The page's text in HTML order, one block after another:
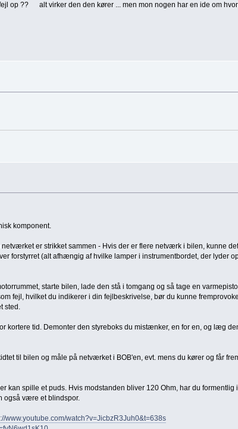
op ?? alt virker den den kører ... men mon nogen har en ide om
komponent.
er strikket sammen - Hvis der er flere netværk i bilen, kunne
forstyrret (alt afhængig af hvilke lamper i instrumentbordet, der lyder
starte bilen, lade den stå i tomgang og så tage en
fejl, hvilket du indikerer i din fejlbeskrivelse, bør du kunne
sted.
kortere tid. Demonter den styreboks du mistænker, en for en, og læg
til bilen og måle på netværket i BOB'en, evt. mens du kører og får
spille et puds. Hvis modstanden bliver 120 Ohm, har du formentlig
også være et blindspor.
www.youtube.com/watch?v=JicbzR3Juh0&t=638s